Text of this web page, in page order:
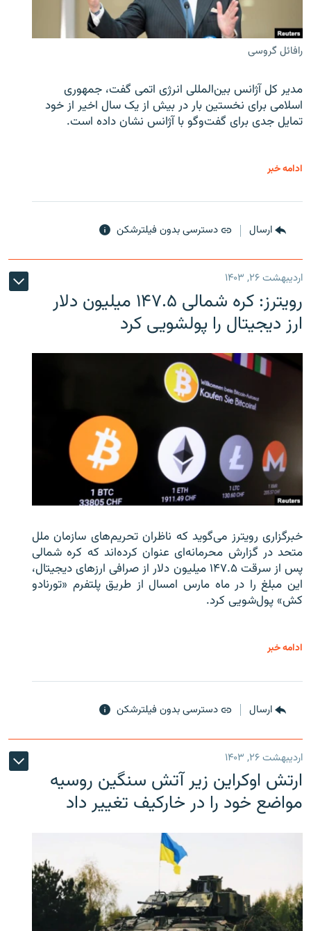
رافائل گروسی
مدیر کل آژانس بین‌المللی انرژی اتمی گفت، جمهوری
اسلامی برای نخستین بار در بیش از یک سال اخیر از خود
تمایل جدی برای گفت‌وگو با آژانس نشان داده است.
ادامه خبر
ارسال دسترسی بدون فیلترشکن
اردیبهشت ۲۶, ۱۴۰۳
رویترز: کره شمالی ۱۴۷.۵ میلیون دلار
ارز دیجیتال را پولشویی کرد
خبرگزاری رویترز می‌گوید که ناظران تحریم‌های سازمان ملل
متحد در گزارش محرمانه‌ای عنوان کرده‌اند که کره شمالی
پس از سرقت ۱۴۷.۵ میلیون دلار از صرافی ارزهای دیجیتال،
این مبلغ را در ماه مارس امسال از طریق پلتفرم «تورنادو
کش» پول‌شویی کرد.
ادامه خبر
ارسال دسترسی بدون فیلترشکن
اردیبهشت ۲۶, ۱۴۰۳
ارتش اوکراین زیر آتش سنگین روسیه
مواضع خود را در خارکیف تغییر داد